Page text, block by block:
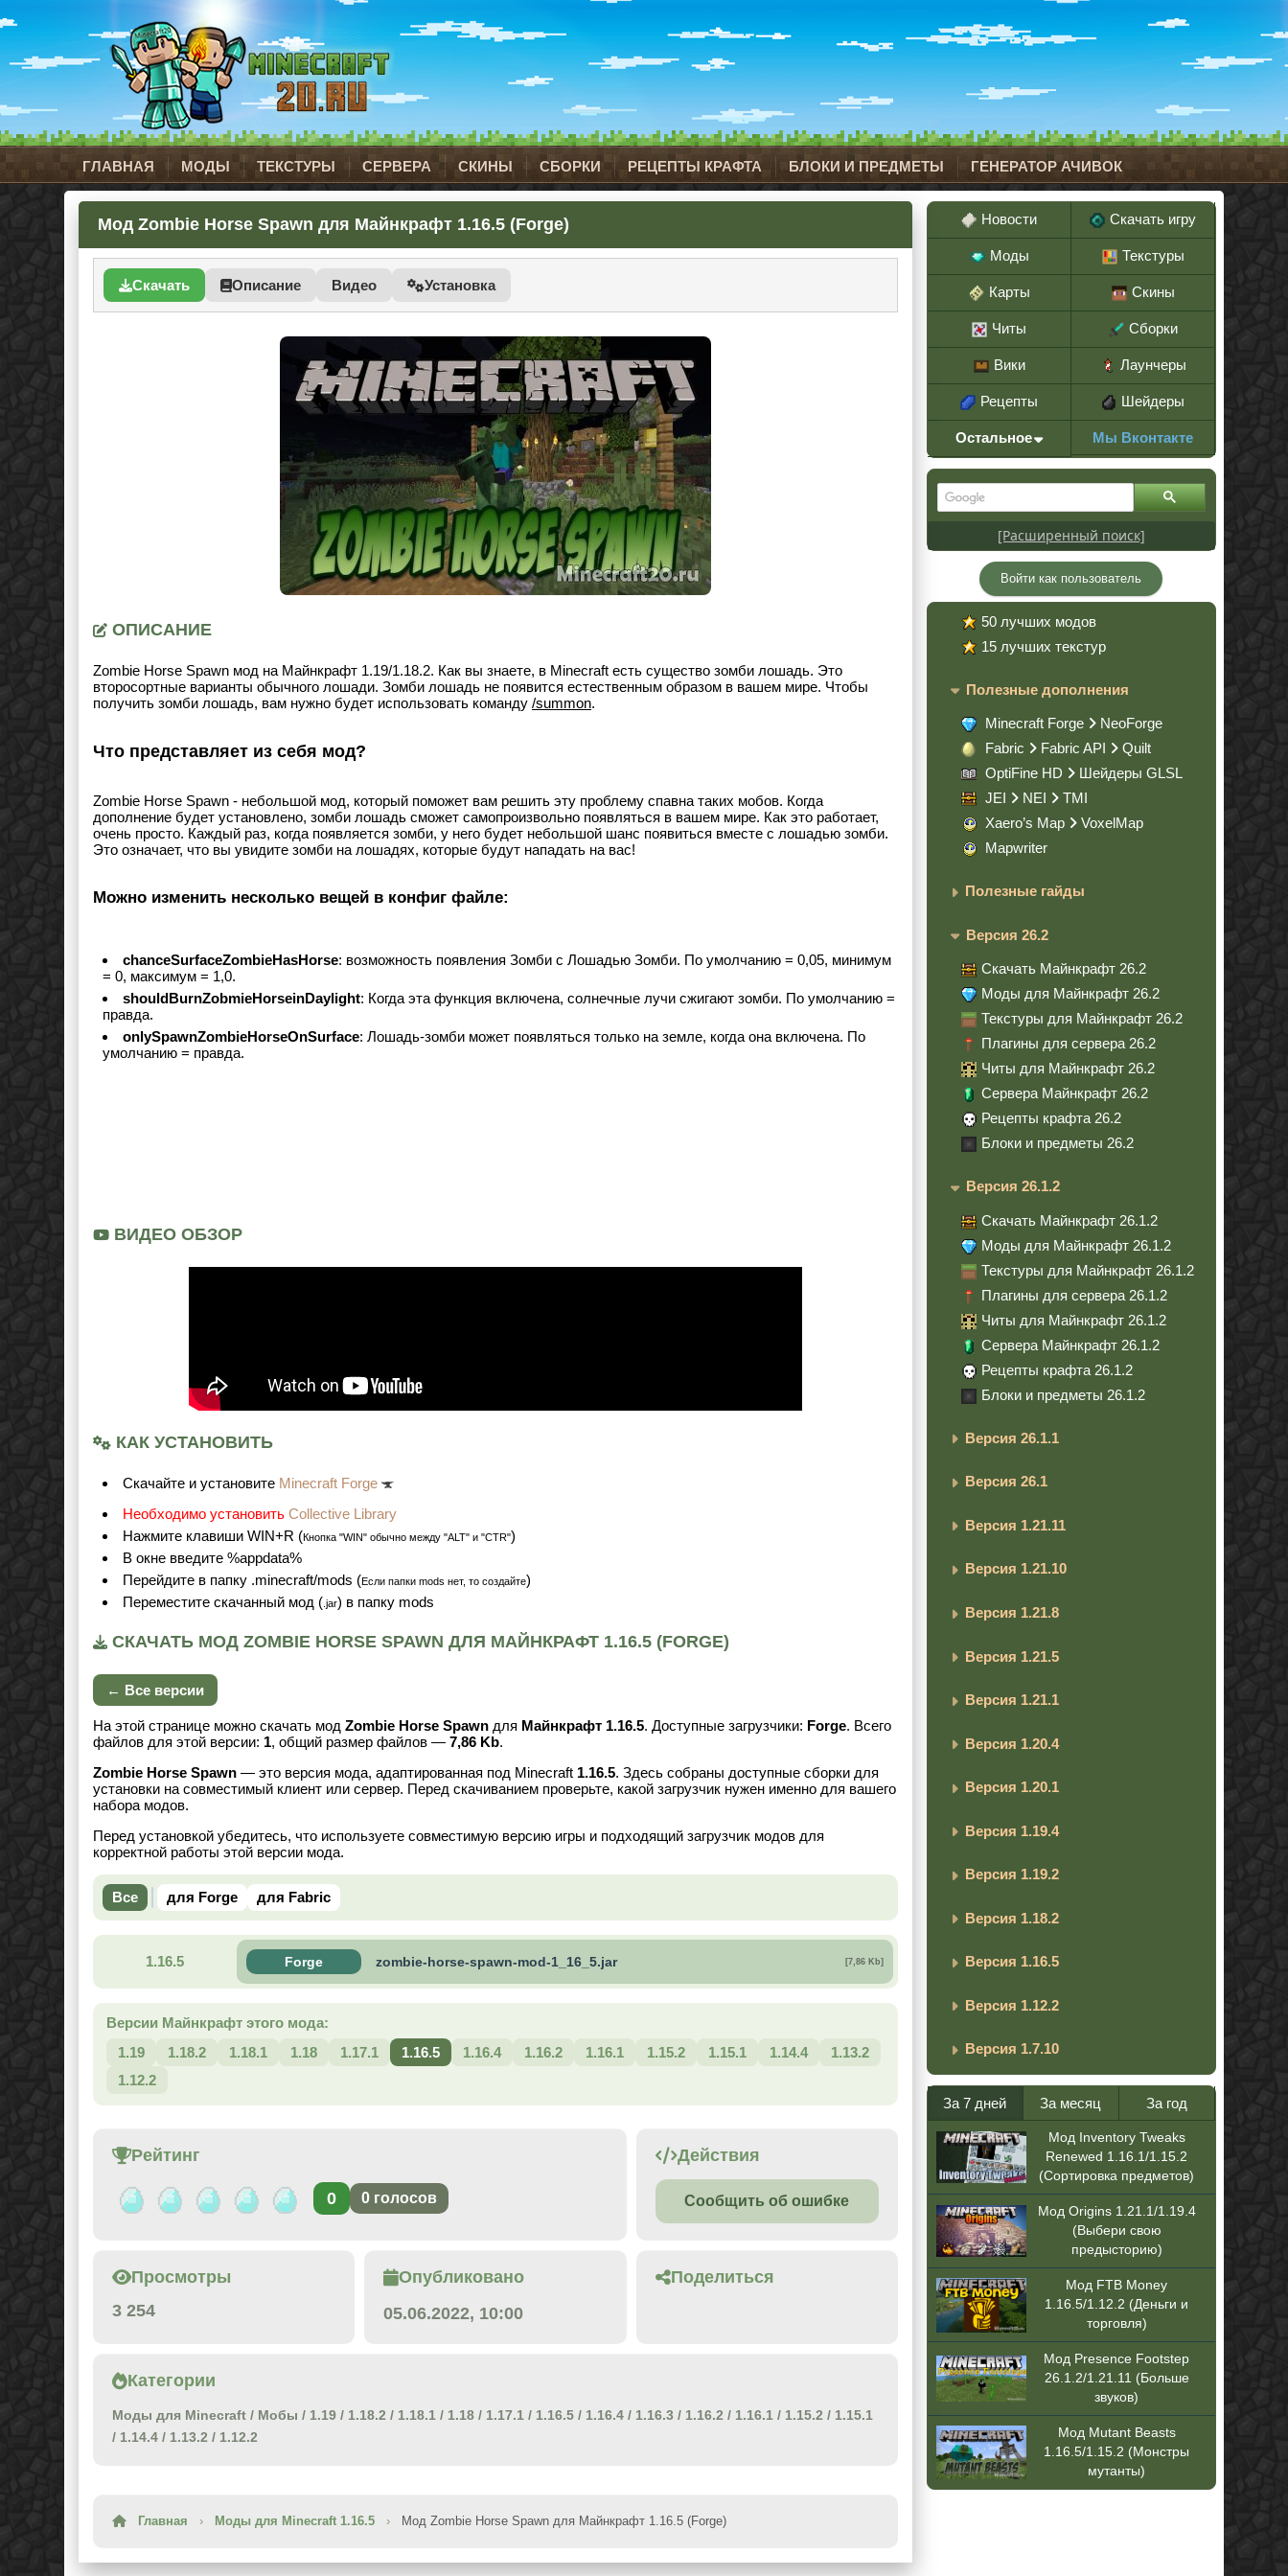
ГЛАВНАЯ МОДЫ ТЕКСТУРЫ СЕРВЕРА СКИНЫ СБОРКИ РЕЦЕПТЫ КРАФТА БЛОКИ И ПРЕДМЕТЫ ГЕНЕРАТОР АЧИВОК
Мод Zombie Horse Spawn для Майнкрафт 1.16.5 (Forge)
Скачать Описание Видео Установка
ОПИСАНИЕ
Zombie Horse Spawn мод на Майнкрафт 1.19/1.18.2. Как вы знаете, в Minecraft есть существо зомби лошадь. Это
второсортные варианты обычного лошади. Зомби лошадь не появится естественным образом в вашем мире. Чтобы
получить зомби лошадь, вам нужно будет использовать команду /summon.
Что представляет из себя мод?
Zombie Horse Spawn - небольшой мод, который поможет вам решить эту проблему спавна таких мобов. Когда
дополнение будет установлено, зомби лошадь сможет самопроизвольно появляться в вашем мире. Как это работает,
очень просто. Каждый раз, когда появляется зомби, у него будет небольшой шанс появиться вместе с лошадью зомби.
Это означает, что вы увидите зомби на лошадях, которые будут нападать на вас!
Можно изменить несколько вещей в конфиг файле:
chanceSurfaceZombieHasHorse: возможность появления Зомби с Лошадью Зомби. По умолчанию = 0,05, минимум
= 0, максимум = 1,0.
shouldBurnZobmieHorseinDaylight: Когда эта функция включена, солнечные лучи сжигают зомби. По умолчанию =
правда.
onlySpawnZombieHorseOnSurface: Лошадь-зомби может появляться только на земле, когда она включена. По
умолчанию = правда.
ВИДЕО ОБЗОР
КАК УСТАНОВИТЬ
Cкачайте и установите Minecraft Forge
Необходимо установить Collective Library
Нажмите клавиши WIN+R (Кнопка "WIN" обычно между "ALT" и "CTR")
В окне введите %appdata%
Перейдите в папку .minecraft/mods (Если папки mods нет, то создайте)
Переместите скачанный мод ( .jar) в папку mods
СКАЧАТЬ МОД ZOMBIE HORSE SPAWN ДЛЯ МАЙНКРАФТ 1.16.5 (FORGE)
← Все версии
На этой странице можно скачать мод Zombie Horse Spawn для Майнкрафт 1.16.5. Доступные загрузчики: Forge. Всего
файлов для этой версии: 1, общий размер файлов — 7,86 Kb.
Zombie Horse Spawn — это версия мода, адаптированная под Minecraft 1.16.5. Здесь собраны доступные сборки для
установки на совместимый клиент или сервер. Перед скачиванием проверьте, какой загрузчик нужен именно для вашего
набора модов.
Перед установкой убедитесь, что используете совместимую версию игры и подходящий загрузчик модов для
корректной работы этой версии мода.
Все для Forge для Fabric
1.16.5 Forge zombie-horse-spawn-mod-1_16_5.jar [7,86 Kb]
Версии Майнкрафт этого мода:
1.19
1.18.2 1.18.1 1.18 1.17.1 1.16.5 1.16.4 1.16.2 1.16.1 1.15.2 1.15.1 1.14.4
1.13.2
1.12.2
Рейтинг
0 0 голосов
Действия
Сообщить об ошибке
Просмотры
3 254
Опубликовано
05.06.2022, 10:00
Поделиться
Категории
Моды для Minecraft / Мобы / 1.19 / 1.18.2 / 1.18.1 / 1.18 / 1.17.1 / 1.16.5 / 1.16.4 / 1.16.3 / 1.16.2 / 1.16.1 / 1.15.2 / 1.15.1
/ 1.14.4 / 1.13.2 / 1.12.2
Главная › Моды для Minecraft 1.16.5 › Мод Zombie Horse Spawn для Майнкрафт 1.16.5 (Forge)
Новости Скачать игру
Моды Текстуры
Карты Скины
Читы Сборки
Вики Лаунчеры
Рецепты Шейдеры
Остальное Мы Вконтакте
[Расширенный поиск]
Войти как пользователь
50 лучших модов
15 лучших текстур
Полезные дополнения
Minecraft Forge
NeoForge
Fabric
Fabric API
Quilt
OptiFine HD
Шейдеры GLSL
JEI
NEI
TMI
Xaero’s Map
VoxelMap
Mapwriter
Полезные гайды
Версия 26.2
Скачать Майнкрафт 26.2
Моды для Майнкрафт 26.2
Текстуры для Майнкрафт 26.2
Плагины для сервера 26.2
Читы для Майнкрафт 26.2
Сервера Майнкрафт 26.2
Рецепты крафта 26.2
Блоки и предметы 26.2
Версия 26.1.2
Скачать Майнкрафт 26.1.2
Моды для Майнкрафт 26.1.2
Текстуры для Майнкрафт 26.1.2
Плагины для сервера 26.1.2
Читы для Майнкрафт 26.1.2
Сервера Майнкрафт 26.1.2
Рецепты крафта 26.1.2
Блоки и предметы 26.1.2
Версия 26.1.1
Версия 26.1
Версия 1.21.11
Версия 1.21.10
Версия 1.21.8
Версия 1.21.5
Версия 1.21.1
Версия 1.20.4
Версия 1.20.1
Версия 1.19.4
Версия 1.19.2
Версия 1.18.2
Версия 1.16.5
Версия 1.12.2
Версия 1.7.10
За 7 дней За месяц За год
Мод Inventory Tweaks
Renewed 1.16.1/1.15.2
(Сортировка предметов)
Мод Origins 1.21.1/1.19.4
(Выбери свою
предысторию)
Мод FTB Money
1.16.5/1.12.2 (Деньги и
торговля)
Мод Presence Footstep
26.1.2/1.21.11 (Больше
звуков)
Мод Mutant Beasts
1.16.5/1.15.2 (Монстры
мутанты)